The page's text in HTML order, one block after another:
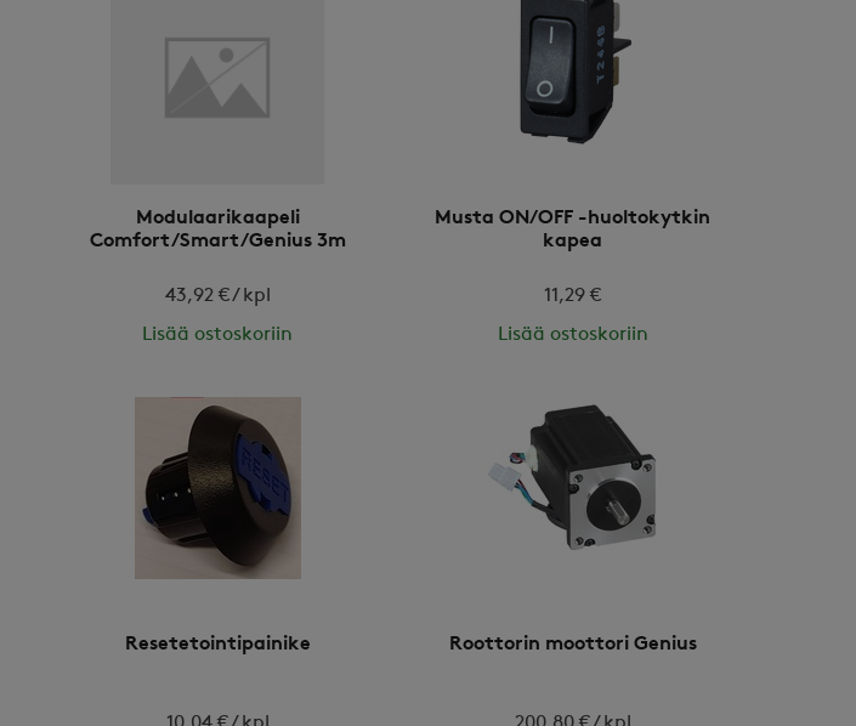
Modulaarikaapeli
Comfort/Smart/Genius 3m
43,92 € / kpl
Lisää ostoskoriin
Musta ON/OFF -huoltokytkin
kapea
11,29 €
Lisää ostoskoriin
Resetetointipainike Roottorin moottori Genius